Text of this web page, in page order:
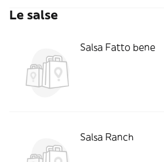
Le salse
Salsa Fatto bene
Salsa Ranch